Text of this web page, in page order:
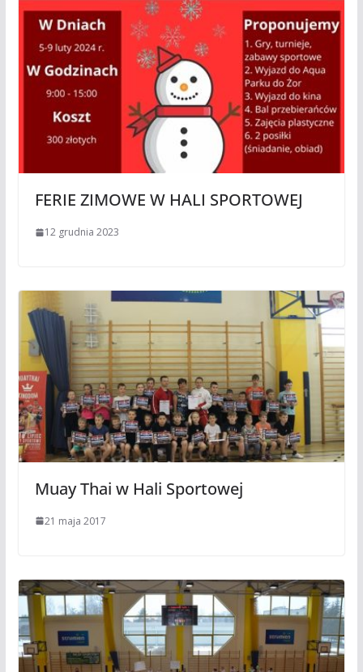
FERIE ZIMOWE W HALI SPORTOWEJ
12 grudnia 2023
Muay Thai w Hali Sportowej
21 maja 2017